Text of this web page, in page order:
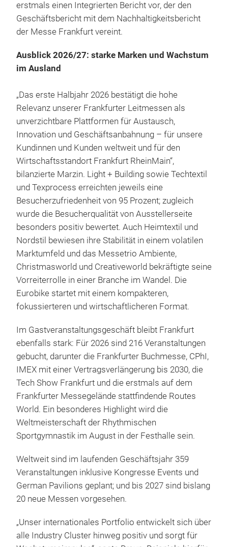
erstmals einen Integrierten Bericht vor, der den
Geschäftsbericht mit dem Nachhaltigkeitsbericht
der Messe Frankfurt vereint.
Ausblick 2026/27: starke Marken und Wachstum
im Ausland
„Das erste Halbjahr 2026 bestätigt die hohe
Relevanz unserer Frankfurter Leitmessen als
unverzichtbare Plattformen für Austausch,
Innovation und Geschäftsanbahnung – für unsere
Kundinnen und Kunden weltweit und für den
Wirtschaftsstandort Frankfurt RheinMain“,
bilanzierte Marzin. Light + Building sowie Techtextil
und Texprocess erreichten jeweils eine
Besucherzufriedenheit von 95 Prozent; zugleich
wurde die Besucherqualität von Ausstellerseite
besonders positiv bewertet. Auch Heimtextil und
Nordstil bewiesen ihre Stabilität in einem volatilen
Marktumfeld und das Messetrio Ambiente,
Christmasworld und Creativeworld bekräftigte seine
Vorreiterrolle in einer Branche im Wandel. Die
Eurobike startet mit einem kompakteren,
fokussierteren und wirtschaftlicheren Format.
Im Gastveranstaltungsgeschäft bleibt Frankfurt
ebenfalls stark: Für 2026 sind 216 Veranstaltungen
gebucht, darunter die Frankfurter Buchmesse, CPhI,
IMEX mit einer Vertragsverlängerung bis 2030, die
Tech Show Frankfurt und die erstmals auf dem
Frankfurter Messegelände stattfindende Routes
World. Ein besonderes Highlight wird die
Weltmeisterschaft der Rhythmischen
Sportgymnastik im August in der Festhalle sein.
Weltweit sind im laufenden Geschäftsjahr 359
Veranstaltungen inklusive Kongresse Events und
German Pavilions geplant; und bis 2027 sind bislang
20 neue Messen vorgesehen.
„Unser internationales Portfolio entwickelt sich über
alle Industry Cluster hinweg positiv und sorgt für